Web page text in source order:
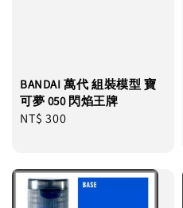
BANDAI 萬代 組裝模型 寶
可夢 050 閃焰王牌
Regular
NT$ 300